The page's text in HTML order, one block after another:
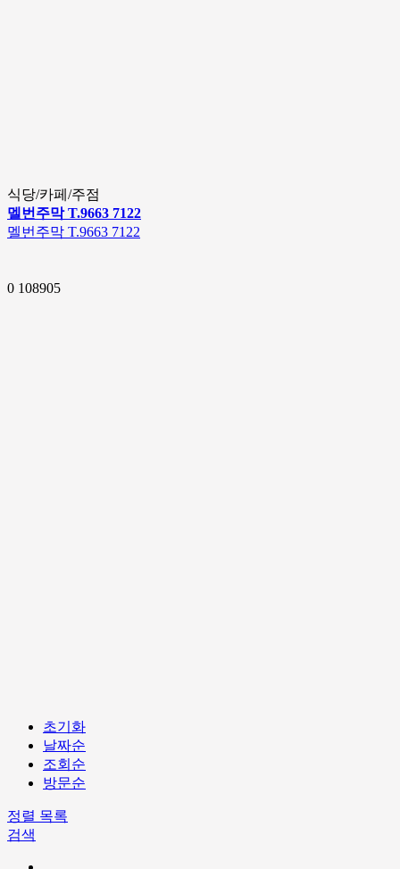
식당/카페/주점
멜번주막 T.9663 7122
멜번주막 T.9663 7122
0 108905
초기화
날짜순
조회순
방문순
정렬 목록
검색